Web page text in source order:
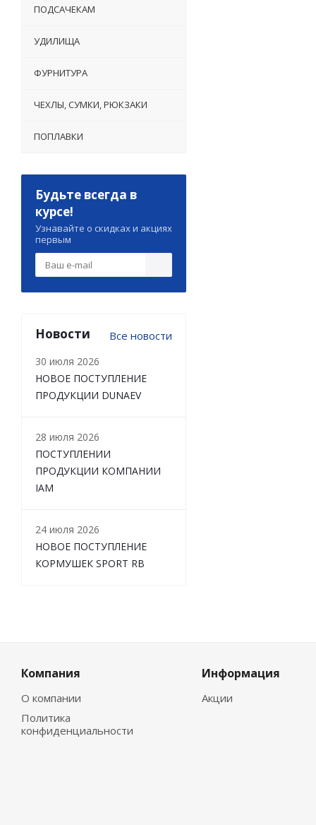
ПОДСАЧЕКАМ
УДИЛИЩА
ФУРНИТУРА
ЧЕХЛЫ, СУМКИ, РЮКЗАКИ
ПОПЛАВКИ
Будьте всегда в
курсе!
Узнавайте о скидках и акциях
первым
Новости Все новости
30 июля 2026
НОВОЕ ПОСТУПЛЕНИЕ
ПРОДУКЦИИ DUNAEV
28 июля 2026
ПОСТУПЛЕНИИ
ПРОДУКЦИИ КОМПАНИИ
IAM
24 июля 2026
НОВОЕ ПОСТУПЛЕНИЕ
КОРМУШЕК SPORT RB
Компания
О компании
Политика
конфиденциальности
Информация
Акции